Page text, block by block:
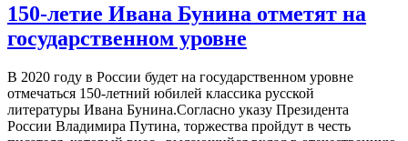
150-летие Ивана Бунина отметят на
государственном уровне
В 2020 году в России будет на государственном уровне
отмечаться 150-летний юбилей классика русской
литературы Ивана Бунина.Согласно указу Президента
России Владимира Путина, торжества пройдут в честь